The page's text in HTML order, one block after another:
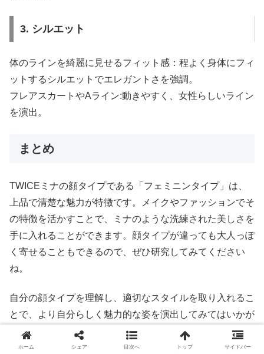
3. シルエット
体のラインを綺麗に見せるフィット感：程よく身体にフィ
ットするシルエットでエレガントさを強調。
フレアスカートやAライン:動きやすく、女性らしいライン
を演出。
まとめ
TWICEミナの顔タイプである「フェミニンタイプ」は、
上品で清楚な魅力が特徴です。メイクやファッションでそ
の特徴を活かすことで、ミナのような洗練された美しさを
手に入れることができます。顔タイプが違っても大人っぽ
く寄せることもできるので、ぜひ研究してみてください
ね。
自分の顔タイプを理解し、適切なスタイルを取り入れるこ
とで、より自分らしく魅力的な姿を演出してみてはいかが
でしょうか。
ホーム シェア 目次へ トップ サイドバー